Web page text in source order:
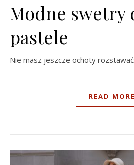
Modne swetry
pastele
Nie masz jeszcze ochoty
READ MORE